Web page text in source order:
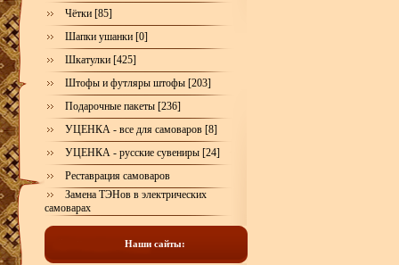
Чётки [85]
Шапки ушанки [0]
Шкатулки [425]
Штофы и футляры штофы [203]
Подарочные пакеты [236]
УЦЕНКА - все для самоваров [8]
УЦЕНКА - русские сувениры [24]
Реставрация самоваров
Замена ТЭНов в электрических
самоварах
Наши сайты: